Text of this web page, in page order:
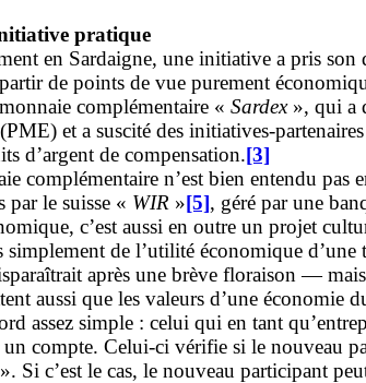
pratique
en Sardaigne, une initiative a pris
de points de vue purement
complémentaire « Sardex », qui a
et a suscité des initiatives-
d’argent de compensation.[3]
complémentaire n’est bien entendu
par le suisse « WIR »[5], géré par une
c’est aussi en outre un projet
simplement de l’utilité économique
après une brève floraison —
aussi que les valeurs d’une économie
assez simple : celui qui en tant
compte. Celui-ci vérifie si le nouveau
Si c’est le cas, le nouveau participant